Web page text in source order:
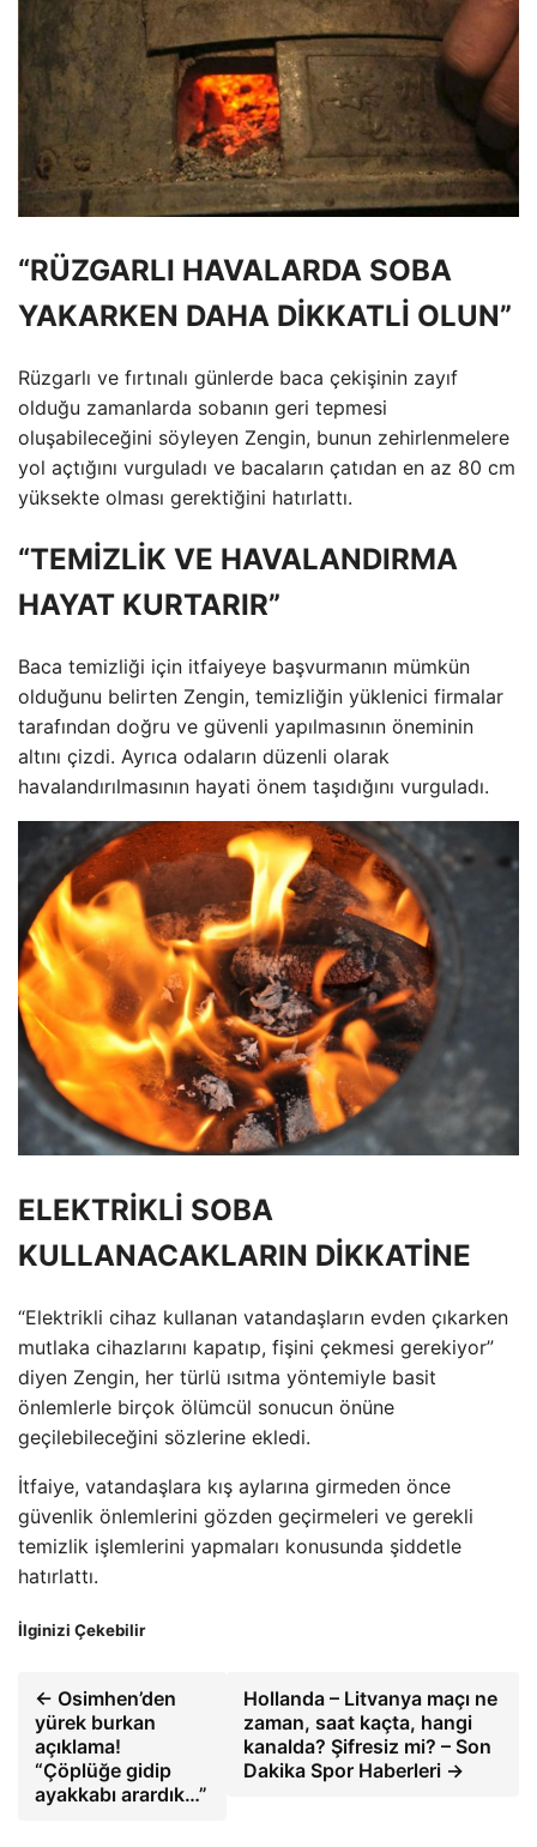
“RÜZGARLI HAVALARDA SOBA
YAKARKEN DAHA DİKKATLİ OLUN”
Rüzgarlı ve fırtınalı günlerde baca çekişinin zayıf
olduğu zamanlarda sobanın geri tepmesi
oluşabileceğini söyleyen Zengin, bunun zehirlenmelere
yol açtığını vurguladı ve bacaların çatıdan en az 80 cm
yüksekte olması gerektiğini hatırlattı.
“TEMİZLİK VE HAVALANDIRMA
HAYAT KURTARIR”
Baca temizliği için itfaiyeye başvurmanın mümkün
olduğunu belirten Zengin, temizliğin yüklenici firmalar
tarafından doğru ve güvenli yapılmasının öneminin
altını çizdi. Ayrıca odaların düzenli olarak
havalandırılmasının hayati önem taşıdığını vurguladı.
ELEKTRİKLİ SOBA
KULLANACAKLARIN DİKKATİNE
“Elektrikli cihaz kullanan vatandaşların evden çıkarken
mutlaka cihazlarını kapatıp, fişini çekmesi gerekiyor”
diyen Zengin, her türlü ısıtma yöntemiyle basit
önlemlerle birçok ölümcül sonucun önüne
geçilebileceğini sözlerine ekledi.
İtfaiye, vatandaşlara kış aylarına girmeden önce
güvenlik önlemlerini gözden geçirmeleri ve gerekli
temizlik işlemlerini yapmaları konusunda şiddetle
hatırlattı.
İlginizi Çekebilir
← Osimhen’den
yürek burkan
açıklama!
“Çöplüğe gidip
ayakkabı arardık…”
Hollanda – Litvanya maçı ne
zaman, saat kaçta, hangi
kanalda? Şifresiz mi? – Son
Dakika Spor Haberleri →